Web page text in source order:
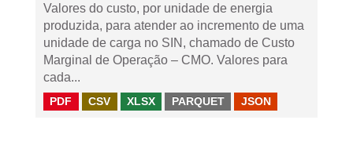
Valores do custo, por unidade de energia
produzida, para atender ao incremento de uma
unidade de carga no SIN, chamado de Custo
Marginal de Operação – CMO. Valores para
cada...
PDF CSV XLSX PARQUET JSON